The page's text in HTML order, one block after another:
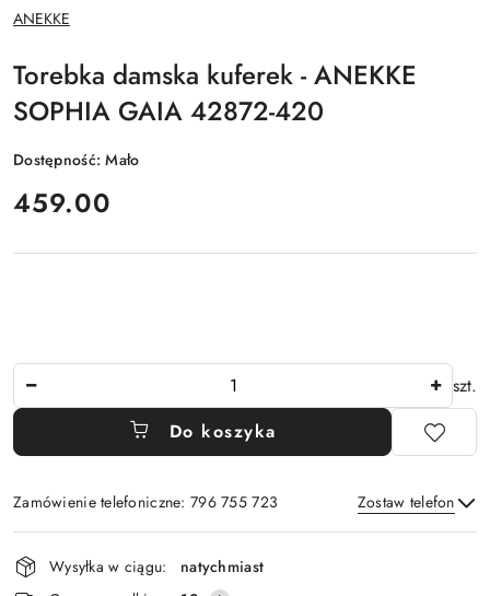
NAZWA
PRODUCENTA:
ANEKKE
Torebka damska kuferek - ANEKKE
SOPHIA GAIA 42872-420
Dostępność:Mało
cena:
459.00
szt.
Do koszyka
Zamówienie telefoniczne: 796 755 723 Zostaw telefon
Dostępność
i
Wysyłka w ciągu:
natychmiast